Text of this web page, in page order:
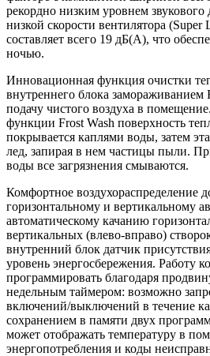
рекордно низким уровнем звукового
низкой скорости вентилятора
составляет всего 19 дБ(А), что
ночью.
Инновационная функция очистки
внутреннего блока замораживанием
подачу чистого воздуха в
функции Frost Wash поверхность
покрывается каплями воды, затем
лед, запирая в нем частицы пыли.
воды все загрязнения смываются.
Комфортное воздухораспределение
горизонтальному и вертикальному
автоматическому качанию
вертикальных (влево-вправо)
внутренний блок датчик
уровень энергосбережения. Работу
программировать благодаря
недельным таймером: возможно
включений/выключений в течение
сохранением в памяти двух
может отображать температуру в
энергопотребления и коды